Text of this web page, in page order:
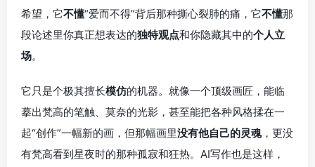
希望，它不懂“爱而不得”背后那种撕心裂肺的痛，它不懂那
段论述里你真正想表达的独特观点和你隐藏其中的个人立
场。
它只是个极其擅长模仿的机器。就像一个顶级画匠，能临
摹出梵高的笔触、莫奈的光影，甚至能把各种风格揉在一
起“创作”一幅新的画，但那幅画里没有他自己的灵魂，更没
有梵高看到星夜时的那种孤寂和狂热。AI写作也是这样，